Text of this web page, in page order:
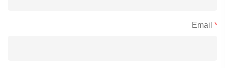
*
Email